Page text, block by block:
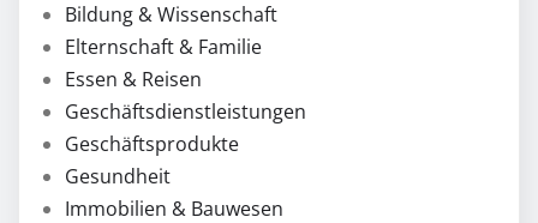
Bildung & Wissenschaft
Elternschaft & Familie
Essen & Reisen
Geschäftsdienstleistungen
Geschäftsprodukte
Gesundheit
Immobilien & Bauwesen